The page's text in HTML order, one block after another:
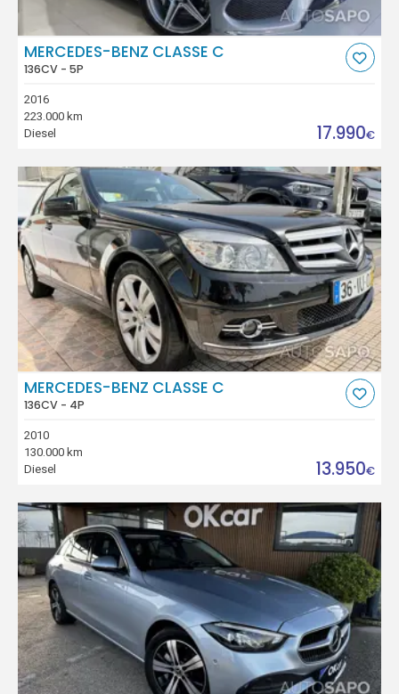
MERCEDES-BENZ CLASSE C
136CV - 5P
2016
223.000 km
Diesel
17.990€
MERCEDES-BENZ CLASSE C
136CV - 4P
2010
130.000 km
Diesel
13.950€